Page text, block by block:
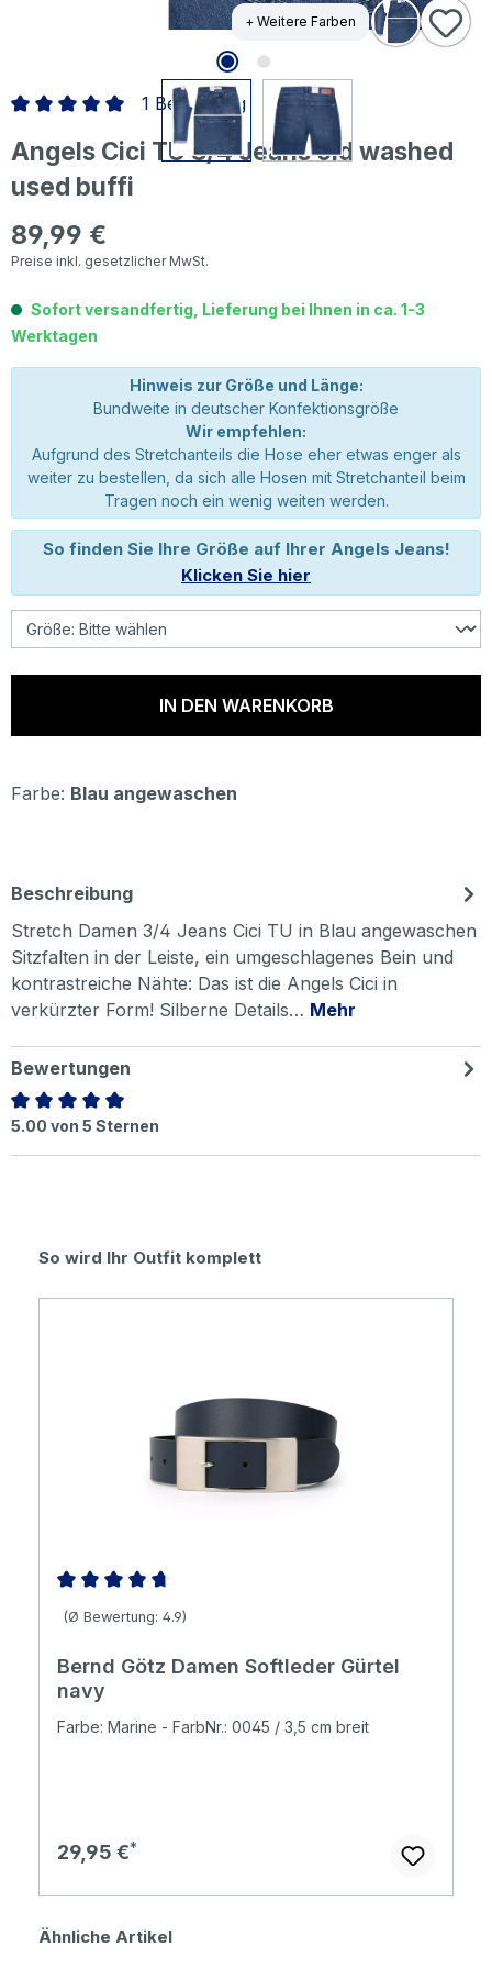
+ Weitere Farben
Angels Cici TU 3/4 Jeans old washed
used buffi
Regulärer Preis:
89,99 €
Preise inkl. gesetzlicher MwSt.
Durchschnittliche Bewertung von 5 von 5 Sternen
1 Bewertung
Sofort versandfertig, Lieferung bei Ihnen in ca. 1-3
Werktagen
Hinweis zur Größe und Länge:
Bundweite in deutscher Konfektionsgröße
Wir empfehlen:
Aufgrund des Stretchanteils die Hose eher etwas enger als
weiter zu bestellen, da sich alle Hosen mit Stretchanteil beim
Tragen noch ein wenig weiten werden.
So finden Sie Ihre Größe auf Ihrer Angels Jeans!
Klicken Sie hier
IN DEN WARENKORB
Farbe: Blau angewaschen
Beschreibung
Stretch Damen 3/4 Jeans Cici TU in Blau angewaschen
Sitzfalten in der Leiste, ein umgeschlagenes Bein und
kontrastreiche Nähte: Das ist die Angels Cici in
verkürzter Form! Silberne Details… Mehr
Bewertungen
Durchschnittliche Bewertung von 5 von 5 Sternen
5.00 von 5 Sternen
Produktgalerie überspringen
So wird Ihr Outfit komplett
Durchschnittliche Bewertung von 4.86 von 5 Sternen
(Ø Bewertung: 4.9)
Bernd Götz Damen Softleder Gürtel
navy
Farbe: Marine - FarbNr.: 0045 / 3,5 cm breit
Regulärer Preis:
29,95 €
Produktgalerie überspringen
Ähnliche Artikel